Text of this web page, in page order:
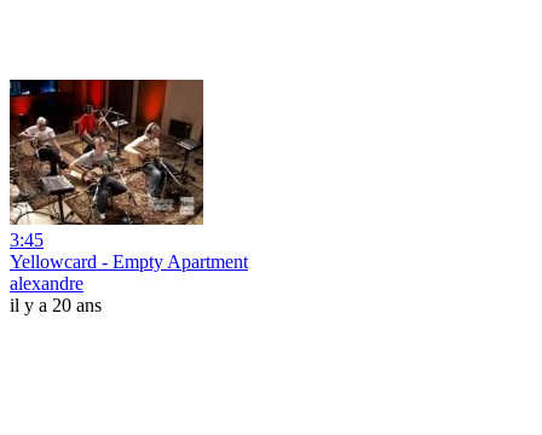
3:45
Yellowcard - Empty Apartment
alexandre
il y a 20 ans